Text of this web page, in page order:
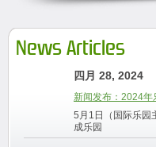
News Articles
四月 28, 2024
新闻发布：2024年
5月1日（国际乐园
成乐园